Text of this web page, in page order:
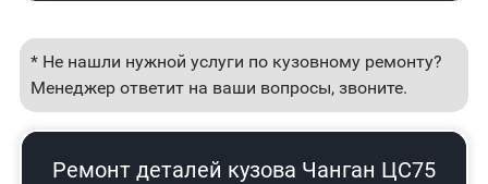
* Не нашли нужной услуги по кузовному ремонту?
Менеджер ответит на ваши вопросы, звоните.
Ремонт деталей кузова Чанган ЦС75